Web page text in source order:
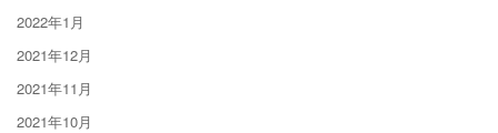
2022年1月
2021年12月
2021年11月
2021年10月